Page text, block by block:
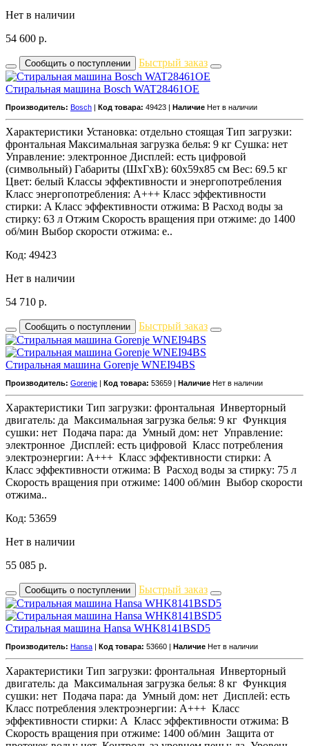
Нет в наличии
54 600 р.
Сообщить о поступлении Быстрый заказ
Стиральная машина Bosch WAT28461OE
Производитель: Bosch Код товара: 49423 | Наличие Нет в наличии
Характеристики Установка: отдельно стоящая Тип загрузки:
фронтальная Максимальная загрузка белья: 9 кг Сушка: нет
Управление: электронное Дисплей: есть цифровой
(символьный) Габариты (ШxГxВ): 60x59x85 см Вес: 69.5 кг
Цвет: белый Классы эффективности и энергопотребления
Класс энергопотребления: A+++ Класс эффективности
стирки: A Класс эффективности отжима: B Расход воды за
стирку: 63 л Отжим Скорость вращения при отжиме: до 1400
об/мин Выбор скорости отжима: е..
Код: 49423
Нет в наличии
54 710 р.
Сообщить о поступлении Быстрый заказ
Стиральная машина Gorenje WNEI94BS
Производитель: Gorenje Код товара: 53659 | Наличие Нет в наличии
Характеристики Тип загрузки: фронтальная Инверторный
двигатель: да Максимальная загрузка белья: 9 кг Функция
сушки: нет Подача пара: да Умный дом: нет Управление:
электронное Дисплей: есть цифровой Класс потребления
электроэнергии: A+++ Класс эффективности стирки: A
Класс эффективности отжима: B Расход воды за стирку: 75 л
Скорость вращения при отжиме: 1400 об/мин Выбор скорости
отжима..
Код: 53659
Нет в наличии
55 085 р.
Сообщить о поступлении Быстрый заказ
Стиральная машина Hansa WHK8141BSD5
Производитель: Hansa Код товара: 53660 | Наличие Нет в наличии
Характеристики Тип загрузки: фронтальная Инверторный
двигатель: да Максимальная загрузка белья: 8 кг Функция
сушки: нет Подача пара: да Умный дом: нет Дисплей: есть
Класс потребления электроэнергии: A+++ Класс
эффективности стирки: A Класс эффективности отжима: B
Скорость вращения при отжиме: 1400 об/мин Защита от